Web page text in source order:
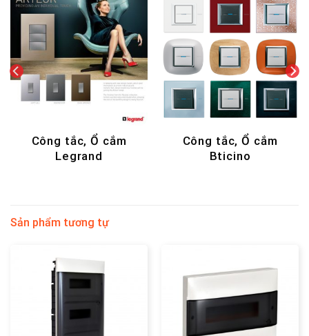
Ổ cắm
Công tắc, Ổ cắm
DECOR -
Sản phẩm tương tự